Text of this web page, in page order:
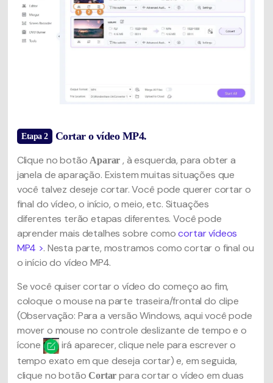
Etapa 2 Cortar o vídeo MP4.
Clique no botãoAparar , à esquerda, para obter a
janela de aparação. Existem muitas situações que
você talvez deseje cortar. Você pode querer cortar o
final do vídeo, o início, o meio, etc. Situações
diferentes terão etapas diferentes. Você pode
aprender mais detalhes sobre comocortar vídeos
MP4 >. Nesta parte, mostramos como cortar o final ou
o início do vídeo MP4.
Se você quiser cortar o vídeo do começo ao fim,
coloque o mouse na parte traseira/frontal do clipe
(Observação: Para a versão Windows, aqui você pode
mover o mouse no controle deslizante de tempo e o
ícone
irá aparecer, clique nele para escrever o
tempo exato em que deseja cortar) e, em seguida,
clique no botãoCortar para cortar o vídeo em duas